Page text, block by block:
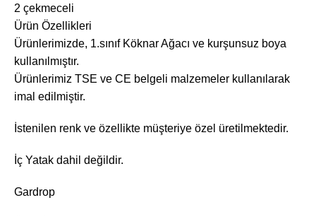
2 çekmeceli
Ürün Özellikleri
Ürünlerimizde, 1.sınıf Köknar Ağacı ve kurşunsuz boya
kullanılmıştır.
Ürünlerimiz TSE ve CE belgeli malzemeler kullanılarak
imal edilmiştir.
İstenilen renk ve özellikte müşteriye özel üretilmektedir.
İç Yatak dahil değildir.
Gardrop